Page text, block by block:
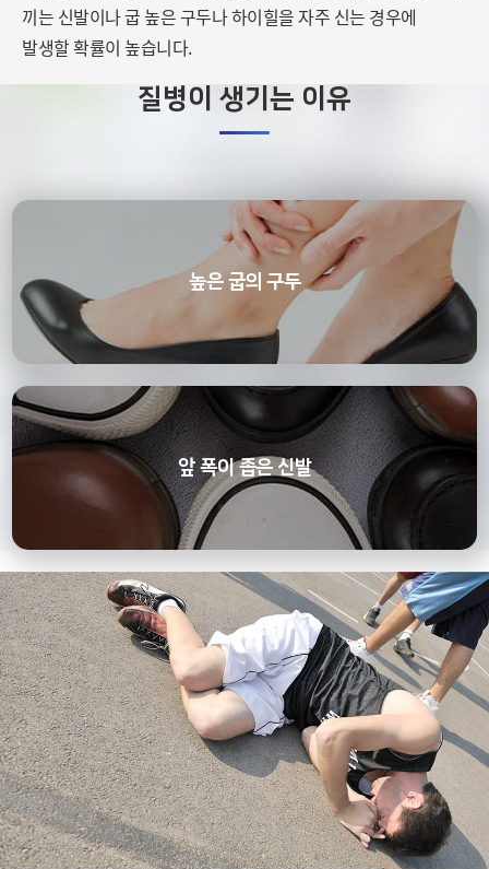
끼는 신발이나굽 높은 구두나 하이힐을 자주 신는 경우에
발생할 확률이 높습니다.
질병이 생기는 이유
높은 굽의 구두
앞 폭이 좁은 신발